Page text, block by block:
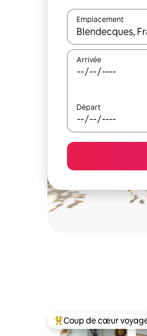
Emplacement
Quand les
Arrivée
Départ
Coup de cœur
Coup de cœur